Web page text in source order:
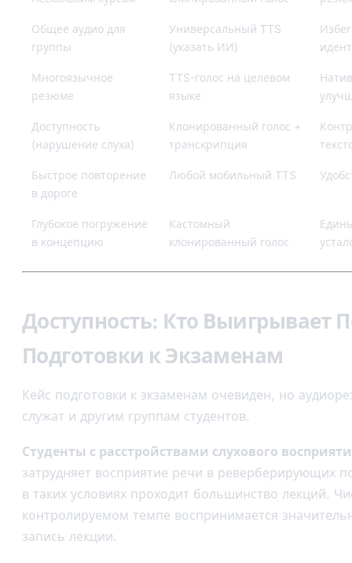
Общее аудио для
группы
Универсальный TTS
(указать ИИ)
Многоязычное
резюме
TTS-голос на целевом
языке
Доступность
(нарушение слуха)
Клонированный голос +
транскрипция
Быстрое повторение
в дороге
Любой мобильный TTS
Глубокое погружение
в концепцию
Кастомный
клонированный голос
Доступность: Кто Выигрывает
Подготовки к Экзаменам
Кейс подготовки к экзаменам очевиден, но
служат и другим группам студентов.
Студенты с расстройствами слухового
затрудняет восприятие речи в реверберирующих
в таких условиях проходит большинство лекций.
контролируемом темпе воспринимается
запись лекции.